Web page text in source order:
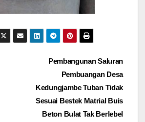
Pembangunan Saluran
Pembuangan Desa
Kedungjambe Tuban Tidak
Sesuai Bestek Matrial Buis
Beton Bulat Tak Berlebel